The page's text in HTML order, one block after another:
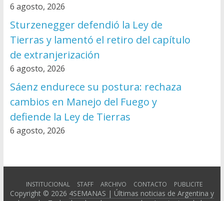
6 agosto, 2026
Sturzenegger defendió la Ley de
Tierras y lamentó el retiro del capítulo
de extranjerización
6 agosto, 2026
Sáenz endurece su postura: rechaza
cambios en Manejo del Fuego y
defiende la Ley de Tierras
6 agosto, 2026
INSTITUCIONAL STAFF ARCHIVO CONTACTO PUBLICITE
Copyright © 2026 4SEMANAS | Últimas noticias de Argentina y